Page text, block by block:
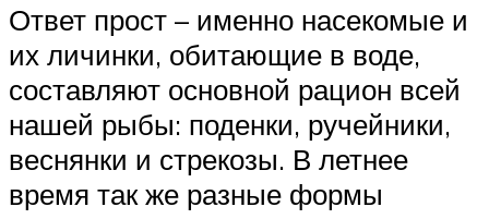
Ответ прост – именно насекомые и
их личинки, обитающие в воде,
составляют основной рацион всей
нашей рыбы: поденки, ручейники,
веснянки и стрекозы. В летнее
время так же разные формы